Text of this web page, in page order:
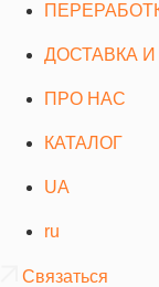
ДОСТАВКА
ПРО НАС
КАТАЛОГ
UA
ru
Связаться